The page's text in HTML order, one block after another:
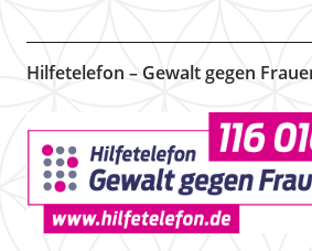
Hilfetelefon – Gewalt gegen